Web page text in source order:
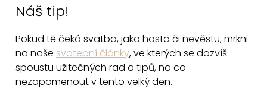
Náš tip!
Pokud tě čeká svatba, jako hosta či nevěstu, mrkni
na naše svatební články, ve kterých se dozvíš
spoustu užitečných rad a tipů, na co
nezapomenout v tento velký den.